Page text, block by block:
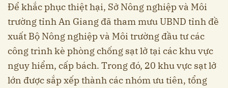
Để khắc phục thiệt hại, Sở Nông nghiệp và Môi
trường tỉnh An Giang đã tham mưu UBND tỉnh đề
xuất Bộ Nông nghiệp và Môi trường đầu tư các
công trình kè phòng chống sạt lở tại các khu vực
nguy hiểm, cấp bách. Trong đó, 20 khu vực sạt lở
lớn được sắp xếp thành các nhóm ưu tiên, tổng